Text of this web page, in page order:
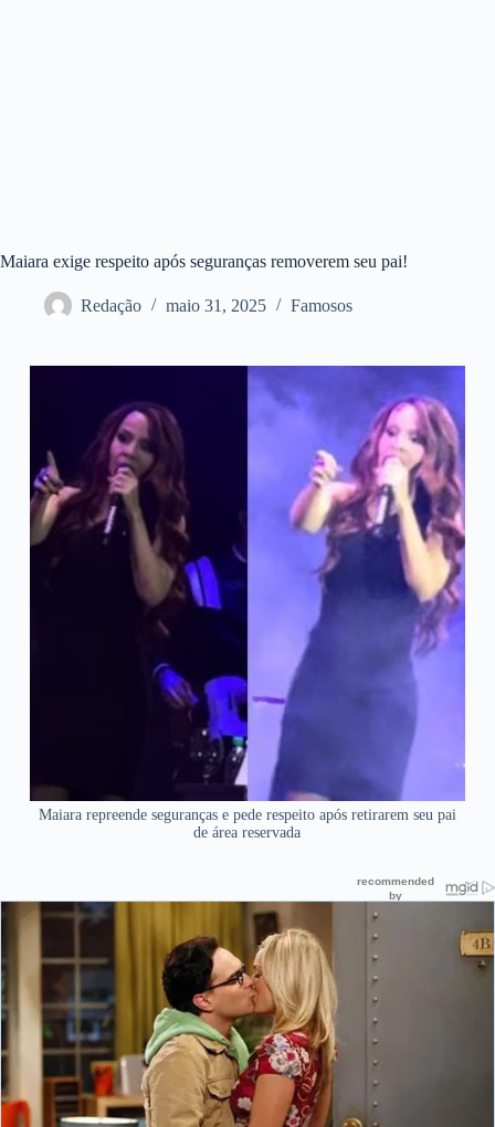
Maiara exige respeito após seguranças removerem seu pai!
Redação maio 31, 2025 Famosos
Maiara repreende seguranças e pede respeito após retirarem seu pai
de área reservada